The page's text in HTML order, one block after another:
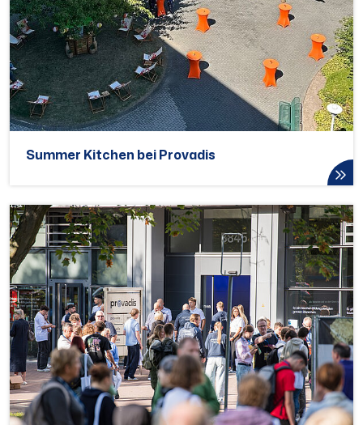
Summer Kitchen bei Provadis